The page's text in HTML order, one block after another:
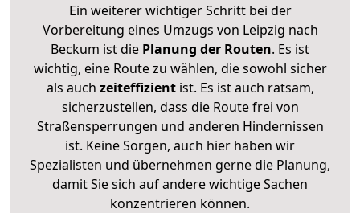
Ein weiterer wichtiger Schritt bei der
Vorbereitung eines Umzugs von Leipzig nach
Beckum ist die Planung der Routen. Es ist
wichtig, eine Route zu wählen, die sowohl sicher
als auch zeiteffizientist. Es ist auch ratsam,
sicherzustellen, dass die Route frei von
Straßensperrungen und anderen Hindernissen
ist. Keine Sorgen, auch hier haben wir
Spezialisten und übernehmen gerne die Planung,
damit Sie sich auf andere wichtige Sachen
konzentrieren können.